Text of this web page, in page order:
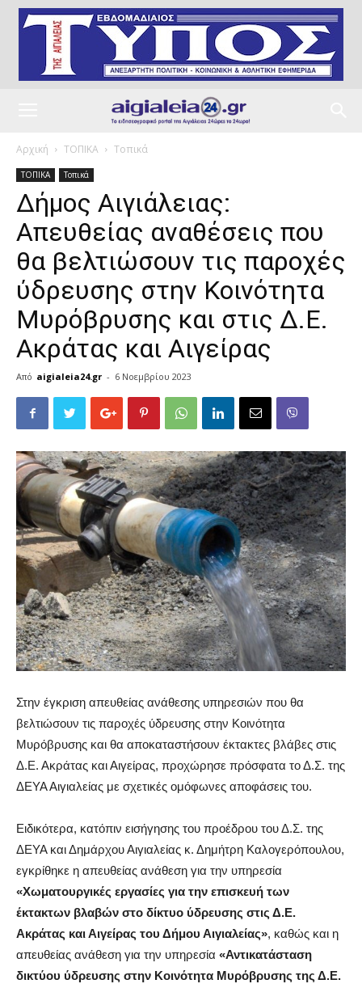
Αρχική ΤΟΠΙΚΑ Τοπικά
ΤΟΠΙΚΑ Τοπικά
Δήμος Αιγιάλειας:
Απευθείας αναθέσεις που
θα βελτιώσουν τις παροχές
ύδρευσης στην Κοινότητα
Μυρόβρυσης και στις Δ.Ε.
Ακράτας και Αιγείρας
Από aigialeia24.gr - 6 Νοεμβρίου 2023
Στην έγκριση απευθείας ανάθεσης υπηρεσιών που θα
βελτιώσουν τις παροχές ύδρευσης στην Κοινότητα
Μυρόβρυσης και θα αποκαταστήσουν έκτακτες βλάβες στις
Δ.Ε. Ακράτας και Αιγείρας, προχώρησε πρόσφατα το Δ.Σ. της
ΔΕΥΑ Αιγιαλείας με σχετικές ομόφωνες αποφάσεις του.
Ειδικότερα, κατόπιν εισήγησης του προέδρου του Δ.Σ. της
ΔΕΥΑ και Δημάρχου Αιγιαλείας κ. Δημήτρη Καλογερόπουλου,
εγκρίθηκε η απευθείας ανάθεση για την υπηρεσία
«Χωματουργικές εργασίες για την επισκευή των
έκτακτων βλαβών στο δίκτυο ύδρευσης στις Δ.Ε.
Ακράτας και Αιγείρας του Δήμου Αιγιαλείας», καθώς και η
απευθείας ανάθεση για την υπηρεσία «Αντικατάσταση
δικτύου ύδρευσης στην Κοινότητα Μυρόβρυσης της Δ.Ε.